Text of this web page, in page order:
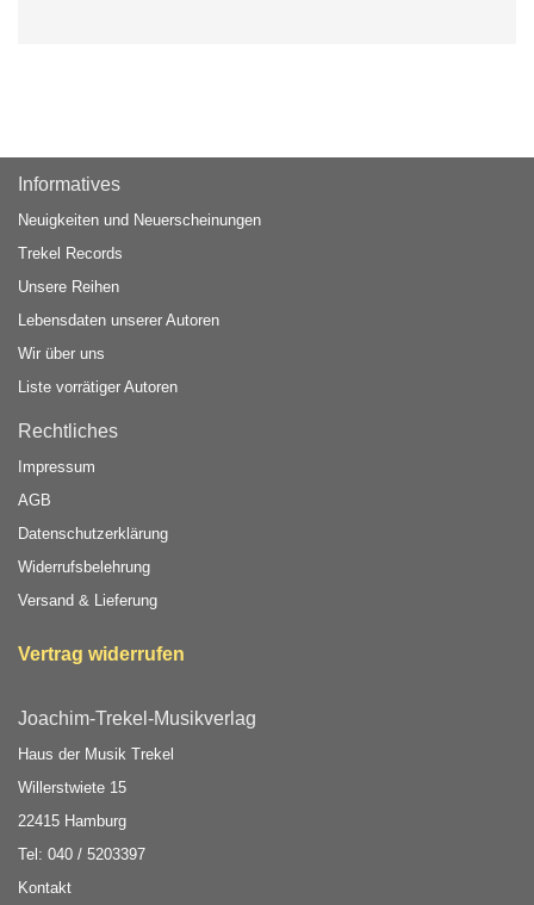
Informatives
Neuigkeiten und Neuerscheinungen
Trekel Records
Unsere Reihen
Lebensdaten unserer Autoren
Wir über uns
Liste vorrätiger Autoren
Rechtliches
Impressum
AGB
Datenschutzerklärung
Widerrufsbelehrung
Versand & Lieferung
Vertrag widerrufen
Joachim-Trekel-Musikverlag
Haus der Musik Trekel
Willerstwiete 15
22415 Hamburg
Tel: 040 / 5203397
Kontakt